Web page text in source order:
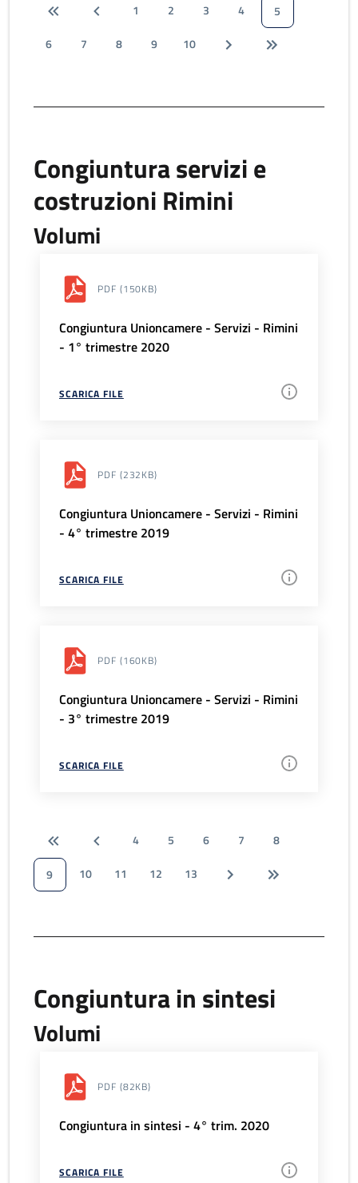
1 2 3 4
5
6
7 8 9 10
Congiuntura servizi e
costruzioni Rimini
Volumi
PDF (150KB)
Congiuntura Unioncamere - Servizi - Rimini
- 1° trimestre 2020
SCARICA FILE
PDF (232KB)
Congiuntura Unioncamere - Servizi - Rimini
- 4° trimestre 2019
SCARICA FILE
PDF (160KB)
Congiuntura Unioncamere - Servizi - Rimini
- 3° trimestre 2019
SCARICA FILE
4 5 6 7
8
9
10 11 12 13
Congiuntura in sintesi
Volumi
PDF (82KB)
Congiuntura in sintesi - 4° trim. 2020
SCARICA FILE